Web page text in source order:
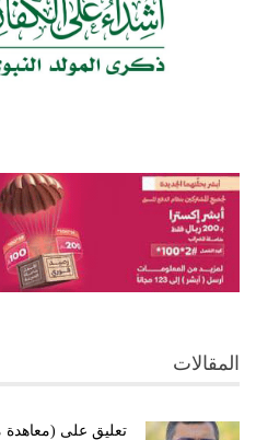
المقالات
تعليق على (معاهدة